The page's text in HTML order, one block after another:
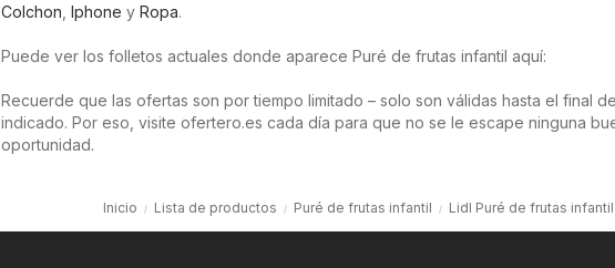
Colchon Iphone y Ropa.
Puede ver los folletos actuales donde aparece Puré de frutas infantil aquí:
Recuerde que las ofertas son por tiempo limitado – solo son válidas hasta el final
indicado. Por eso, visite ofertero.es cada día para que no se le escape ninguna
oportunidad.
Inicio Lista de productos Puré de frutas infantil Lidl Puré de frutas infantil